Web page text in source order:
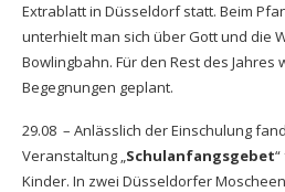
Extrablatt in Düsseldorf statt. Beim
unterhielt man sich über Gott und die
Bowlingbahn. Für den Rest des Jahres
Begegnungen geplant.
29.08 – Anlässlich der Einschulung
Veranstaltung „Schulanfangsgebet
Kinder. In zwei Düsseldorfer